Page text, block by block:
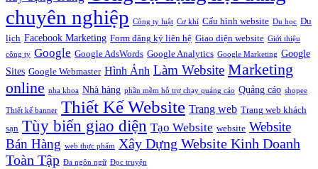
chuyên nghiệp Công ty luật Cơ khí Cấu hình website Du học Du
lịch Facebook Marketing Form đăng ký liên hệ Giao diện website Giới thiệu
công ty Google Google AdsWords Google Analytics Google Marketing Google
Sites Google Webmaster Hình Ảnh Làm Website Marketing
online nha khoa Nhà hàng phần mềm hỗ trợ chạy quảng cáo Quảng cáo shopee
Thiết kế banner Thiết Kế Website Trang web Trang web khách
sạn Tùy biến giao diện Tạo Website website Website
Bán Hàng web thực phẩm
Xây Dựng Website Kinh Doanh
Toàn Tập Đa ngôn ngữ Đọc truyện